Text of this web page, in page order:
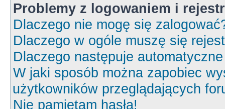
Problemy z logowaniem i
Dlaczego nie mogę się
Dlaczego w ogóle muszę się
Dlaczego następuje
W jaki sposób można zapobiec
użytkowników przeglądających
Nie pamiętam hasła!